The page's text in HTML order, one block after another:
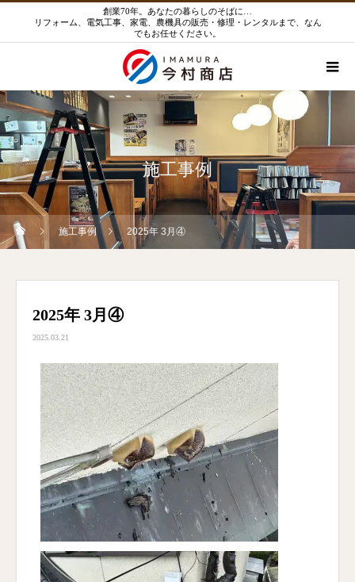
創業70年。あなたの暮らしのそばに…
リフォーム、電気工事、家電、農機具の販売・修理・レンタルまで、なん
でもお任せください。
施工事例
施工事例 2025年 3月④
2025年 3月④
2025.03.21